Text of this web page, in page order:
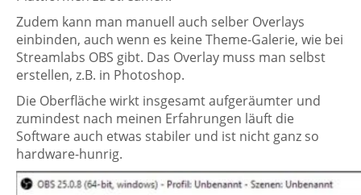
Zudem kann man manuell auch selber Overlays
einbinden, auch wenn es keine Theme-Galerie, wie bei
Streamlabs OBS gibt. Das Overlay muss man selbst
erstellen, z.B. in Photoshop.
Die Oberfläche wirkt insgesamt aufgeräumter und
zumindest nach meinen Erfahrungen läuft die
Software auch etwas stabiler und ist nicht ganz so
hardware-hunrig.